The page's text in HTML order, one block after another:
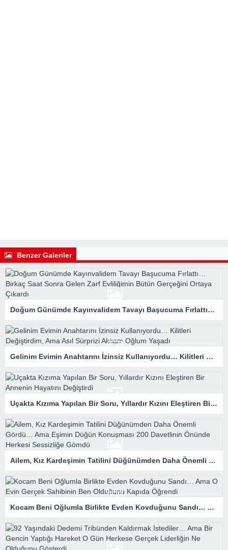
Benzer Galeriler
Doğum Günümde Kayınvalidem Tavayı Başucuma Fırlattı… Birkaç Saat Sonra Gelen Zarf Evliliğimin Bütün Gerçeğini Ortaya Çıkardı
Gelinim Evimin Anahtarını İzinsiz Kullanıyordu… Kilitleri Değiştirdim, Ama Asıl Sürprizi Akşam Oğlum Yaşadı
Uçakta Kızıma Yapılan Bir Soru, Yıllardır Kızını Eleştiren Bir Annenin Hayatını Değiştirdi
Ailem, Kız Kardeşimin Tatilini Düğünümden Daha Önemli Gördü… Ama Eşimin Düğün Konuşması 200 Davetlinin Önünde Herkesi Sessizliğe Gömdü
Kocam Beni Oğlumla Birlikte Evden Kovduğunu Sandı… Ama O Evin Gerçek Sahibinin Ben Olduğunu Kapıda Öğrendi